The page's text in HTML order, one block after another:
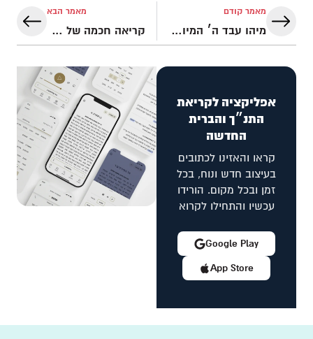
מאמר קודם
מיהו עבד ה׳ המיוחל?
מאמר הבא
קריאה חכמה של כתבי הקודש
אפליקציה לקריאת
התנ״ך והברית
החדשה
קראו והאזינו לכתובים
בעיצוב חדש ונוח, בכל
זמן ובכל מקום. הורידו
עכשיו והתחילו לקרוא
App Store
Google Play